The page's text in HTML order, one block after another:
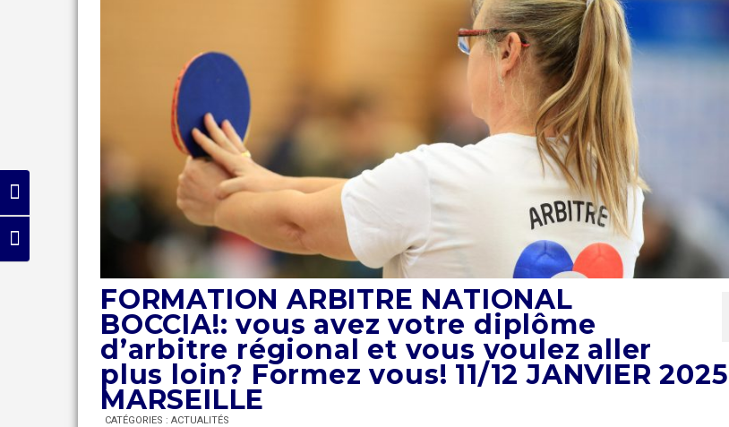
Passer en contraste élevé
Changer la taille de la police
FORMATION ARBITRE NATIONAL
BOCCIA!: vous avez votre diplôme
d’arbitre régional et vous voulez aller
plus loin? Formez vous! 11/12 JANVIER 2025
MARSEILLE
CATÉGORIES : ACTUALITÉS